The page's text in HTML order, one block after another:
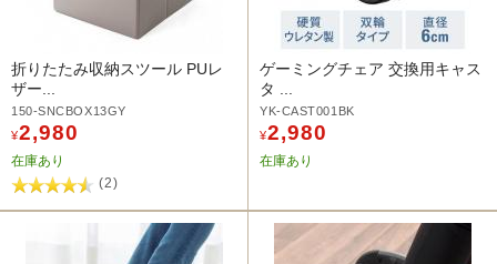
折りたたみ収納スツール PUレ
ザー...
150-SNCBOX13GY
¥2,980
在庫あり
(2)
ゲーミングチェア 交換用キャス
タ ...
YK-CAST001BK
¥2,980
在庫あり